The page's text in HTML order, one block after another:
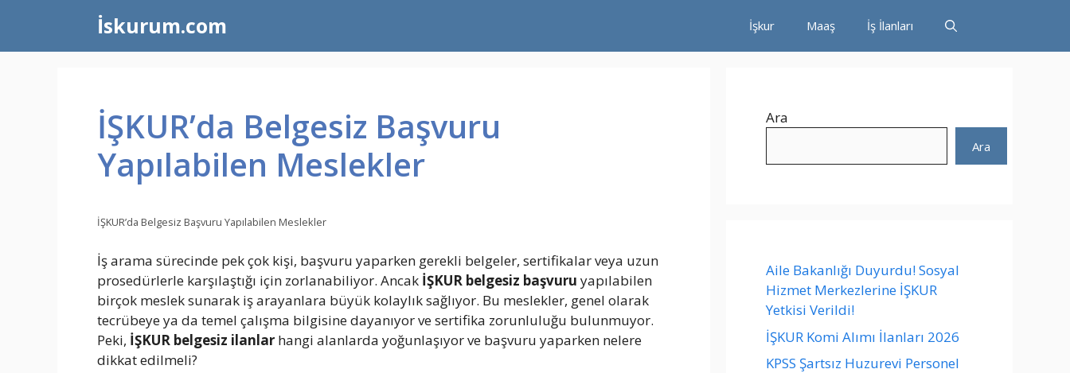
İskurum.com İşkur Maaş İş İlanları
İŞKUR’da Belgesiz Başvuru
Yapılabilen Meslekler
İŞKUR’da Belgesiz Başvuru Yapılabilen Meslekler
İş arama sürecinde pek çok kişi, başvuru yaparken gerekli belgeler, sertifikalar veya uzun
prosedürlerle karşılaştığı için zorlanabiliyor. Ancak İŞKUR belgesiz başvuru yapılabilen
birçok meslek sunarak iş arayanlara büyük kolaylık sağlıyor. Bu meslekler, genel olarak
tecrübeye ya da temel çalışma bilgisine dayanıyor ve sertifika zorunluluğu bulunmuyor.
Peki, İŞKUR belgesiz ilanlar hangi alanlarda yoğunlaşıyor ve başvuru yaparken nelere
dikkat edilmeli?
Ara
Ara
Aile Bakanlığı Duyurdu! Sosyal
Hizmet Merkezlerine İŞKUR
Yetkisi Verildi!
İŞKUR Komi Alımı İlanları 2026
KPSS Şartsız Huzurevi Personel